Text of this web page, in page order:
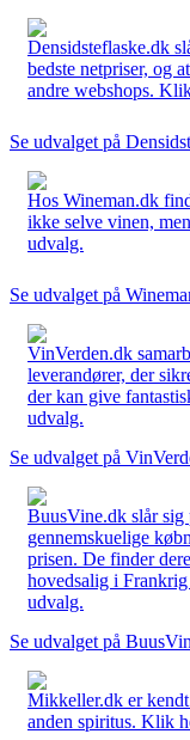
Densidsteflaske.dk
bedste netpriser, og
andre webshops.
Se udvalget på
Hos Wineman.dk
ikke selve vinen,
udvalg.
Se udvalget på
VinVerden.dk
leverandører, der
der kan give
udvalg.
Se udvalget på
BuusVine.dk slår sig
gennemskuelige
prisen. De finder
hovedsalig i
udvalg.
Se udvalget på
Mikkeller.dk er
anden spiritus. Klik